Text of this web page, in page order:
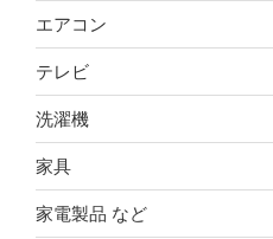
エアコン
テレビ
洗濯機
家具
家電製品 など